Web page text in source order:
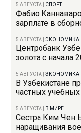
5 АВГУСТА СПОРТ
Фабио
зарплате в
5 АВГУСТА |ЭКОНОМИКА
Центробанк
золота с начала
5 АВГУСТА |ЭКОНОМИКА
В Узбекистане
частных
5 АВГУСТА В МИРЕ
Сестра Ким Чен
наращивания